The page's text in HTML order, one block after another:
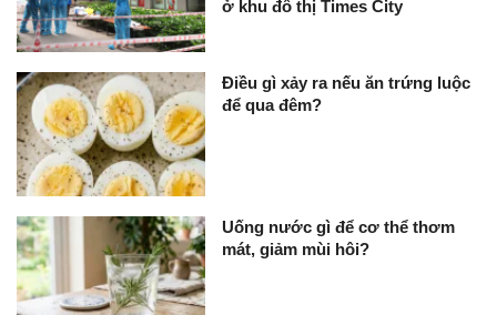
ở khu đô thị Times City
Điều gì xảy ra nếu ăn trứng luộc
để qua đêm?
Uống nước gì để cơ thể thơm
mát, giảm mùi hôi?